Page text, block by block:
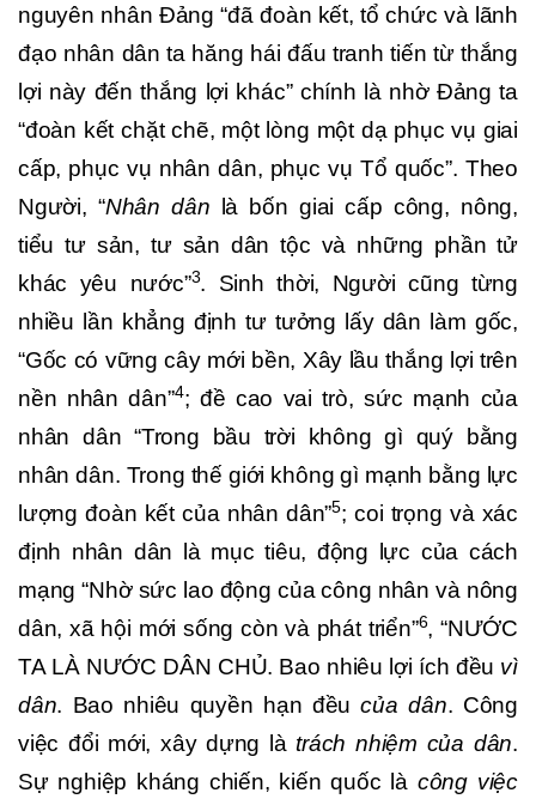
nguyên nhân Đảng “đã đoàn kết, tổ chức và lãnh
đạo nhân dân ta hăng hái đấu tranh tiến từ thắng
lợi này đến thắng lợi khác” chính là nhờ Đảng ta
“đoàn kết chặt chẽ, một lòng một dạ phục vụ giai
cấp, phục vụ nhân dân, phục vụ Tổ quốc”. Theo
Người, “Nhân dân là bốn giai cấp công, nông,
tiểu tư sản, tư sản dân tộc và những phần tử
khác yêu nước”3. Sinh thời, Người cũng từng
nhiều lần khẳng định tư tưởng lấy dân làm gốc,
“Gốc có vững cây mới bền, Xây lầu thắng lợi trên
nền nhân dân”4; đề cao vai trò, sức mạnh của
nhân dân “Trong bầu trời không gì quý bằng
nhân dân. Trong thế giới không gì mạnh bằng lực
lượng đoàn kết của nhân dân”5; coi trọng và xác
định nhân dân là mục tiêu, động lực của cách
mạng “Nhờ sức lao động của công nhân và nông
dân, xã hội mới sống còn và phát triển”6, “NƯỚC
TA LÀ NƯỚC DÂN CHỦ. Bao nhiêu lợi ích đều vì
dân. Bao nhiêu quyền hạn đềucủa dân. Công
việc đổi mới, xây dựng làtrách nhiệm của dân.
Sự nghiệp kháng chiến, kiến quốc là công việc